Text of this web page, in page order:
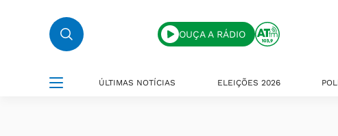
OUÇA A RÁDIO
ÚLTIMAS NOTÍCIAS ELEIÇÕES 2026